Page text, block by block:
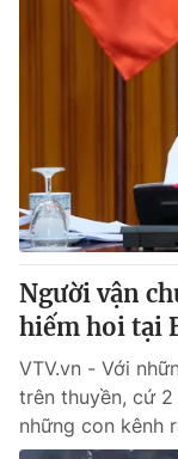
Người vận
hiếm hoi tại
VTV.vn - Với
trên thuyền, cứ
những con kênh